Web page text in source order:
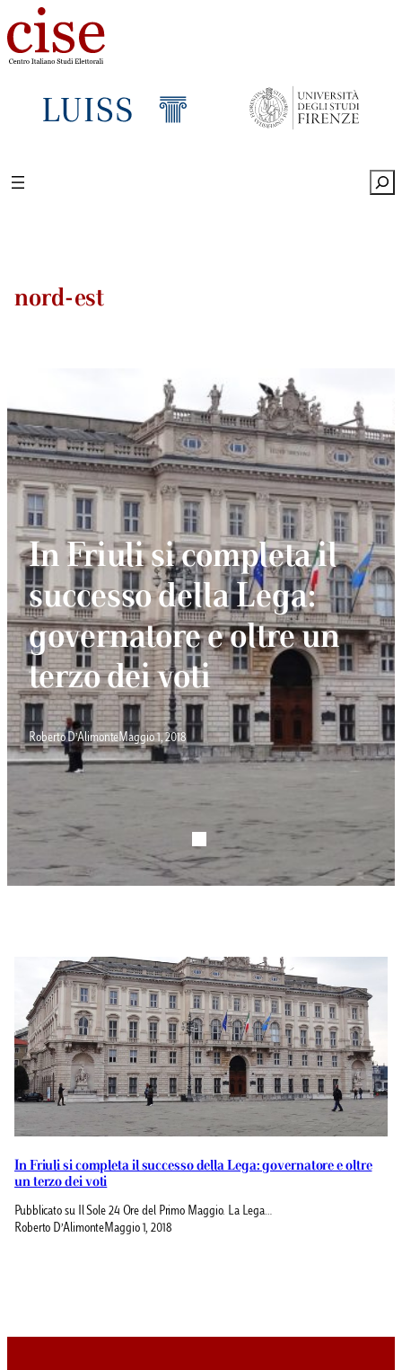
nord-est
In Friuli si completa il
successo della Lega:
governatore e oltre un
terzo dei voti
Roberto D’Alimonte Maggio 1, 2018
In Friuli si completa il successo della Lega: governatore e oltre
un terzo dei voti
Pubblicato su Il Sole 24 Ore del Primo Maggio. La Lega…
Roberto D’Alimonte Maggio 1, 2018